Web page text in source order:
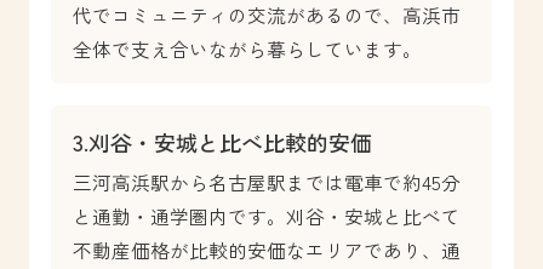
代でコミュニティの交流があるので、高浜市
全体で支え合いながら暮らしています。
3.刈谷・安城と比べ比較的安価
三河高浜駅から名古屋駅までは電車で約45分
と通勤・通学圏内です。刈谷・安城と比べて
不動産価格が比較的安価なエリアであり、通